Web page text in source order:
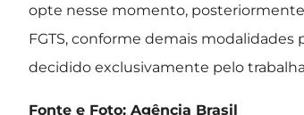
opte nesse momento,
FGTS, conforme demais modalidades
decidido exclusivamente pelo
Fonte e Foto: Agência Brasil